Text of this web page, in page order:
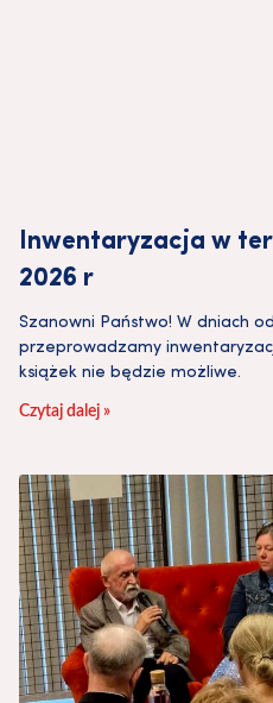
Inwentaryzacja w
2026 r
Szanowni Państwo! W dniach
przeprowadzamy
książek nie będzie możliwe.
Czytaj dalej »